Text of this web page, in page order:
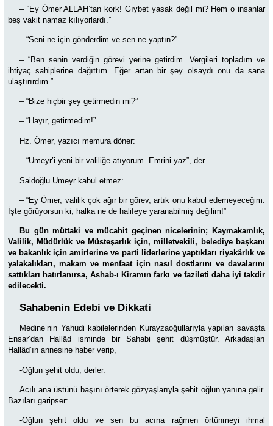
– “Ey Ömer ALLAH’tan kork! Gıybet yasak değil mi? Hem o insanlar
beş vakit namaz kılıyorlardı.”
– “Seni ne için gönderdim ve sen ne yaptın?”
– “Ben senin verdiğin görevi yerine getirdim. Vergileri topladım ve
ihtiyaç sahiplerine dağıttım. Eğer artan bir şey olsaydı onu da sana
ulaştırırdım.”
– “Bize hiçbir şey getirmedin mi?”
– “Hayır, getirmedim!”
Hz. Ömer, yazıcı memura döner:
– “Umeyr’i yeni bir valiliğe atıyorum. Emrini yaz”, der.
Saidoğlu Umeyr kabul etmez:
– “Ey Ömer, valilik çok ağır bir görev, artık onu kabul edemeyeceğim.
İşte görüyorsun ki, halka ne de halifeye yaranabilmiş değilim!”
Bu gün müttaki ve mücahit geçinen nicelerinin; Kaymakamlık,
Valilik, Müdürlük ve Müsteşarlık için, milletvekili, belediye başkanı
ve bakanlık için amirlerine ve parti liderlerine yaptıkları riyakârlık ve
yalakalıkları, makam ve menfaat için nasıl dostlarını ve davalarını
sattıkları hatırlanırsa, Ashab-ı Kiramın farkı ve fazileti daha iyi takdir
edilecekti.
Sahabenin Edebi ve Dikkati
Medine’nin Yahudi kabilelerinden Kurayzaoğullarıyla yapılan savaşta
Ensar’dan Hallâd isminde bir Sahabi şehit düşmüştür. Arkadaşları
Hallâd’ın annesine haber verip,
-Oğlun şehit oldu, derler.
Acılı ana üstünü başını örterek gözyaşlarıyla şehit oğlun yanına gelir.
Bazıları garipser:
-Oğlun şehit oldu ve sen bu acına rağmen örtünmeyi ihmal